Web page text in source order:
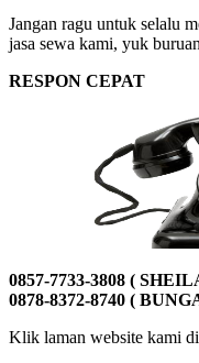
Jangan ragu untuk selalu
jasa sewa kami, yuk
RESPON CEPAT
0857-7733-3808 (
0878-8372-8740 (
Klik laman website kami